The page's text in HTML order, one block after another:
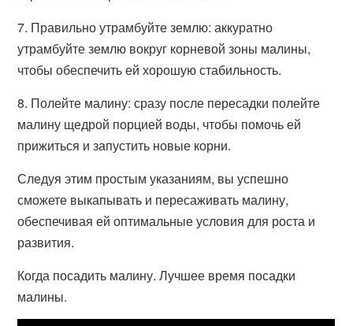
7. Правильно утрамбуйте землю: аккуратно
утрамбуйте землю вокруг корневой зоны малины,
чтобы обеспечить ей хорошую стабильность.
8. Полейте малину: сразу после пересадки полейте
малину щедрой порцией воды, чтобы помочь ей
прижиться и запустить новые корни.
Следуя этим простым указаниям, вы успешно
сможете выкапывать и пересаживать малину,
обеспечивая ей оптимальные условия для роста и
развития.
Когда посадить малину. Лучшее время посадки
малины.